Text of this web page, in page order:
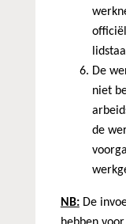
De
niet
de
NB:De